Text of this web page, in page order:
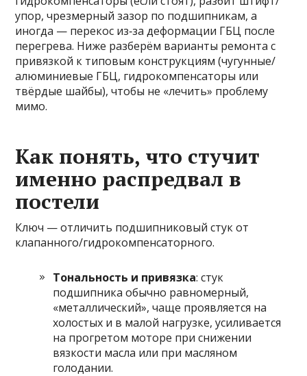
упор, чрезмерный зазор по подшипникам, а
иногда — перекос из‑за деформации ГБЦ после
перегрева. Ниже разберём варианты ремонта с
привязкой к типовым конструкциям (чугунные/
алюминиевые ГБЦ, гидрокомпенсаторы или
твёрдые шайбы), чтобы не «лечить» проблему
мимо.
Как понять, что стучит
именно распредвал в
постели
Ключ — отличить подшипниковый стук от
клапанного/гидрокомпенсаторного.
Тональность и привязка: стук
подшипника обычно равномерный,
«металлический», чаще проявляется на
холостых и в малой нагрузке, усиливается
на прогретом моторе при снижении
вязкости масла или при масляном
голодании.